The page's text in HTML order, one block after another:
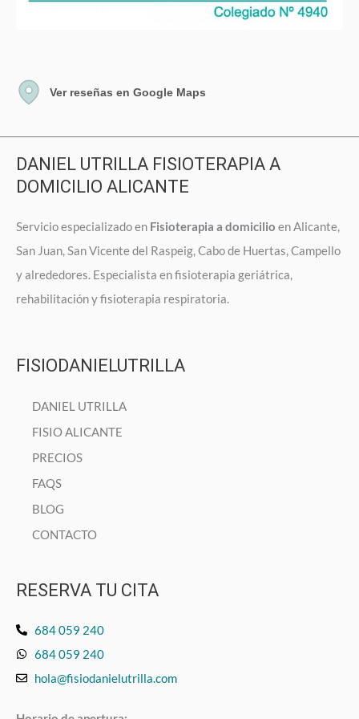
Ver reseñas en Google Maps
DANIEL UTRILLA FISIOTERAPIA A
DOMICILIO ALICANTE
Servicio especializado en Fisioterapia a domicilio en Alicante,
San Juan, San Vicente del Raspeig, Cabo de Huertas, Campello
y alrededores. Especialista en fisioterapia geriátrica,
rehabilitación y fisioterapia respiratoria.
FISIODANIELUTRILLA
DANIEL UTRILLA
FISIO ALICANTE
PRECIOS
FAQS
BLOG
CONTACTO
RESERVA TU CITA
684 059 240
684 059 240
hola@fisiodanielutrilla.com